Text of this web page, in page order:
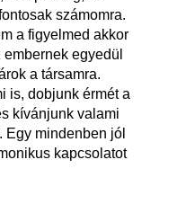
számomra.
a figyelmed akkor
egyedül
a társamra.
is, dobjunk érmét a
kívánjunk valami
Egy mindenben jól
kapcsolatot